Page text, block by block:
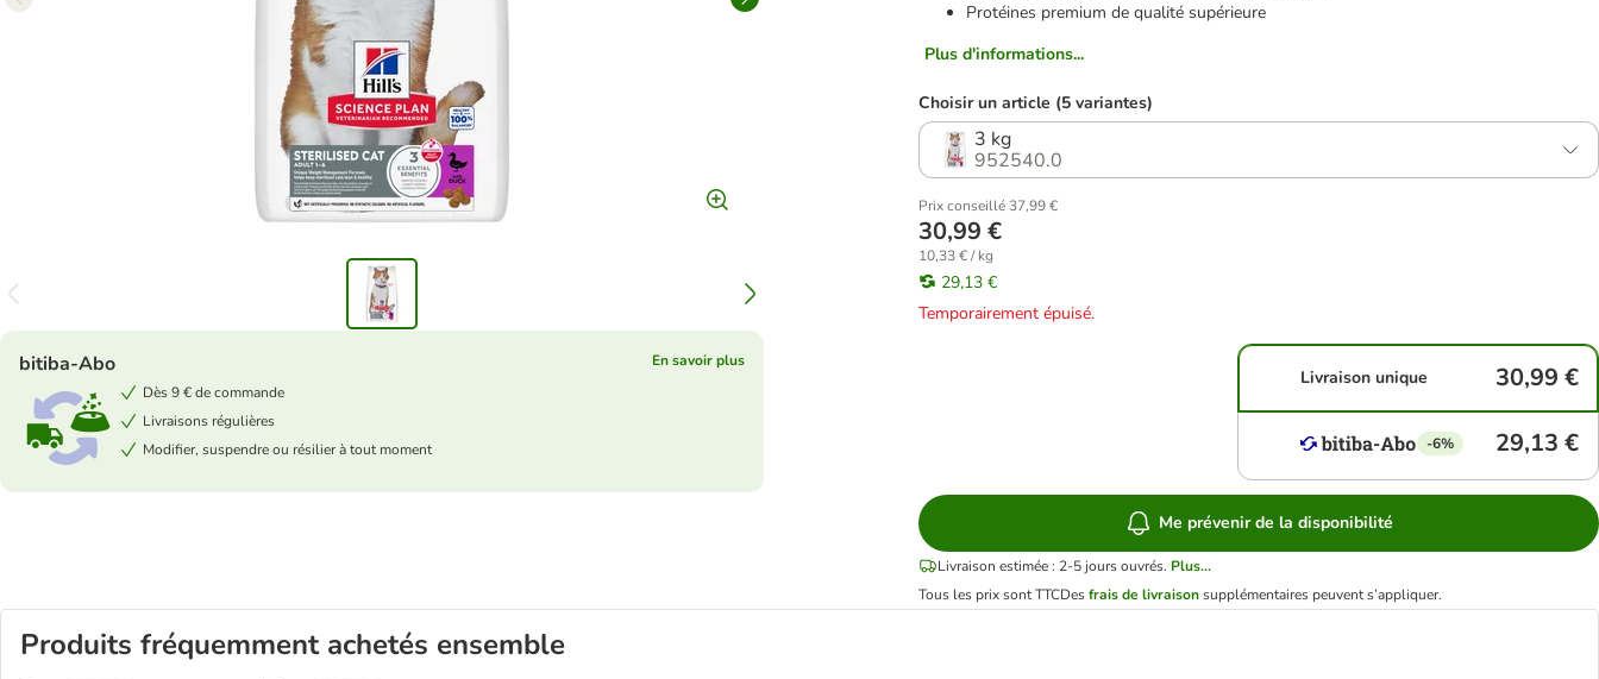
Protéines premium de qualité supérieure
Plus d'informations...
bitiba-Abo
En savoir plus
Dès 9 € de commande
Livraisons régulières
Modifier, suspendre ou résilier à tout moment
Choisir un article (5 variantes)
3 kg
952540.0
Prix conseillé 37,99 €
30,99 €
10,33 € / kg
29,13 €
Temporairement épuisé.
Livraison unique 30,99 €
-6% 29,13 €
Me prévenir de la disponibilité
Livraison estimée : 2-5 jours ouvrés. Plus...
Tous les prix sont TTCDesfrais de livraisonsupplémentaires peuvent s’appliquer.
Produits fréquemment achetés ensemble